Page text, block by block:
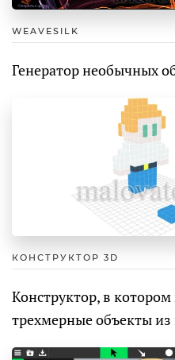
WEAVESILK
Генератор необычных
КОНСТРУКТОР 3D
Конструктор, в
трехмерные объекты